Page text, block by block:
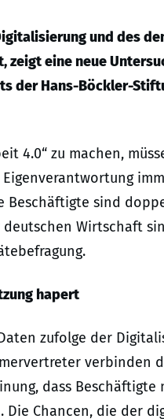
und des
zeigt eine neue
der Hans-Böckler-
4.0“ zu machen,
Beschäftigte sind
Wirtschaft
hapert
zufolge der
verbinden
dass
Chancen, die der